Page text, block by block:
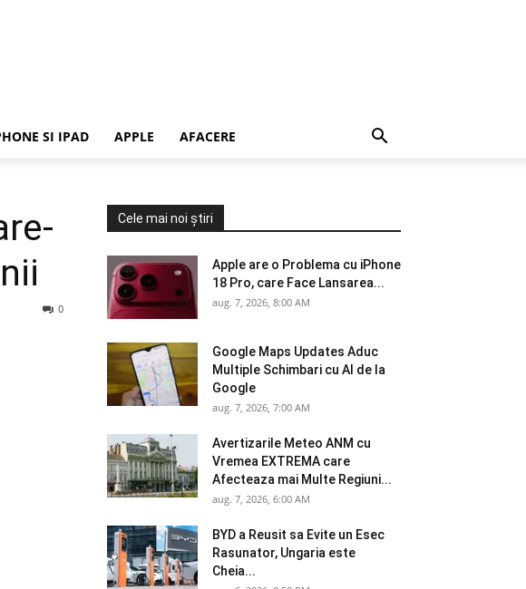
SI IPAD APPLE AFACERE
0
Cele mai noi știri
Apple are o Problema cu iPhone
18 Pro, care Face Lansarea...
aug. 7, 2026, 8:00 AM
Google Maps Updates Aduc
Multiple Schimbari cu AI de la
Google
aug. 7, 2026, 7:00 AM
Avertizarile Meteo ANM cu
Vremea EXTREMA care
Afecteaza mai Multe Regiuni...
aug. 7, 2026, 6:00 AM
BYD a Reusit sa Evite un Esec
Rasunator, Ungaria este
Cheia...